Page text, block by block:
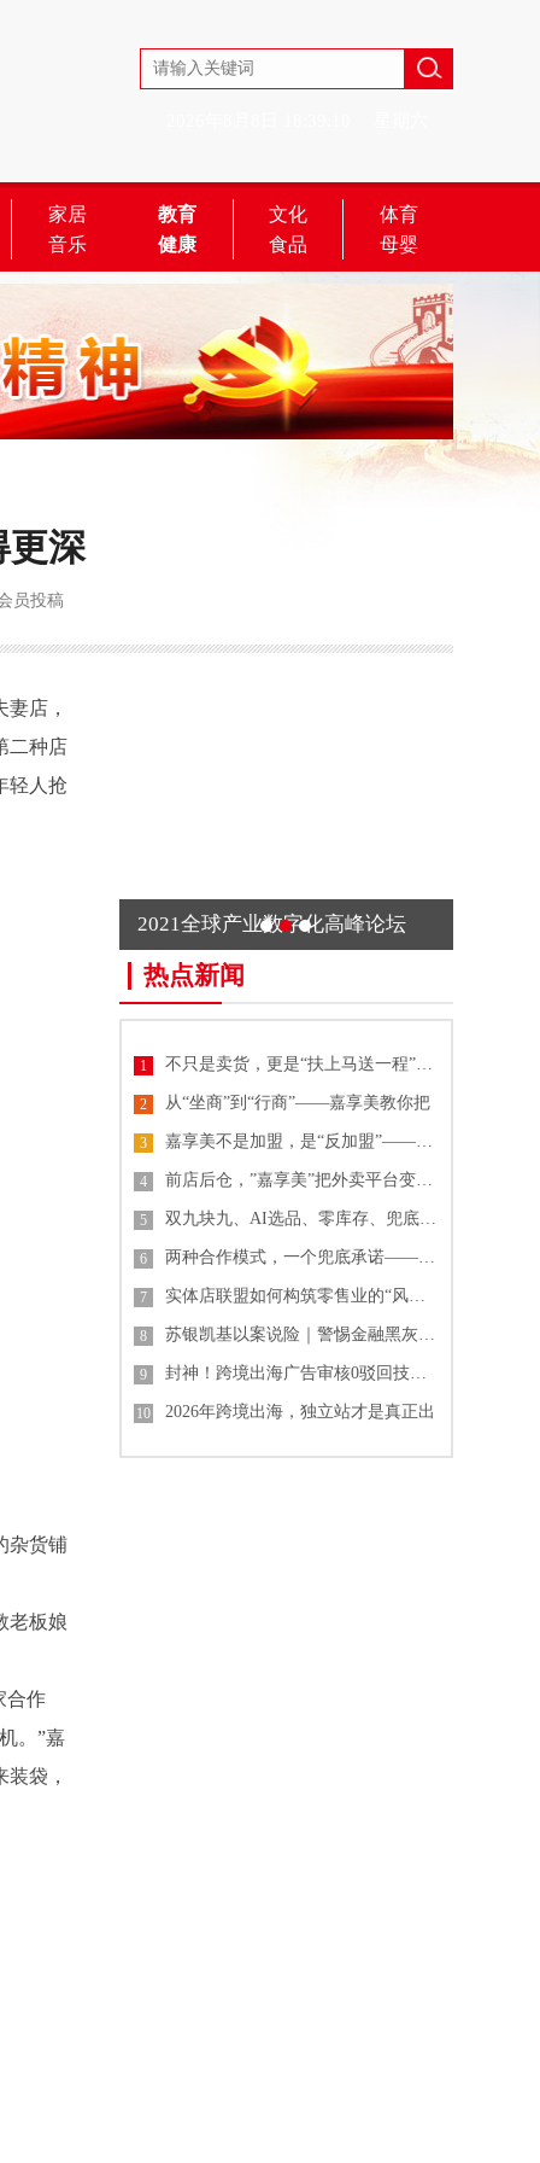
家居 教育 文化
体育
音乐
健康 食品 母婴
更深
投稿
店，
二种店
轻人抢
杂货铺
老板娘
合作
。”嘉
袋，
2021全球产业数字化高峰论坛
热点新闻
1 不只是卖货，更是“扶上马送一程”：揭
2 从“坐商”到“行商”——嘉享美教你把
3 嘉享美不是加盟，是“反加盟”——零费
4 前店后仓，”嘉享美”把外卖平台变成你
5 双九块九、AI选品、零库存、兜底回本
6 两种合作模式，一个兜底承诺——煜垣供
7 实体店联盟如何构筑零售业的“风险缓冲
8 苏银凯基以案说险｜警惕金融黑灰产陷阱
9 封神！跨境出海广告审核0驳回技巧｜新
10 2026年跨境出海，独立站才是真正出